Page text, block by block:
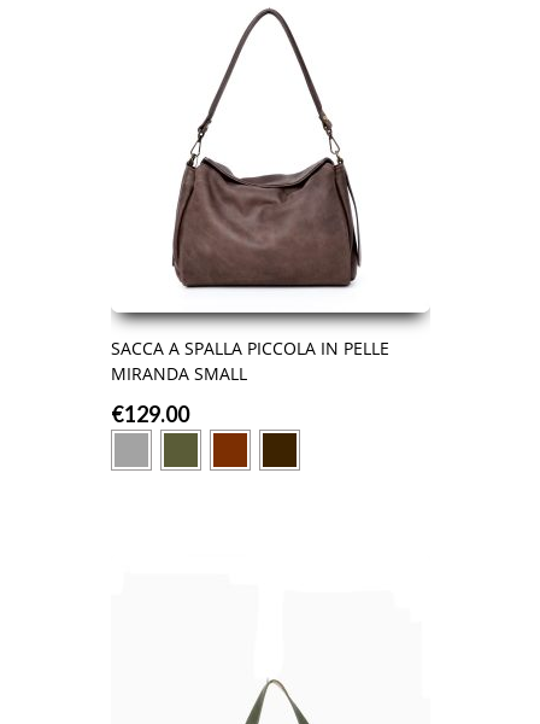
SACCA A SPALLA PICCOLA IN PELLE
MIRANDA SMALL
€129.00